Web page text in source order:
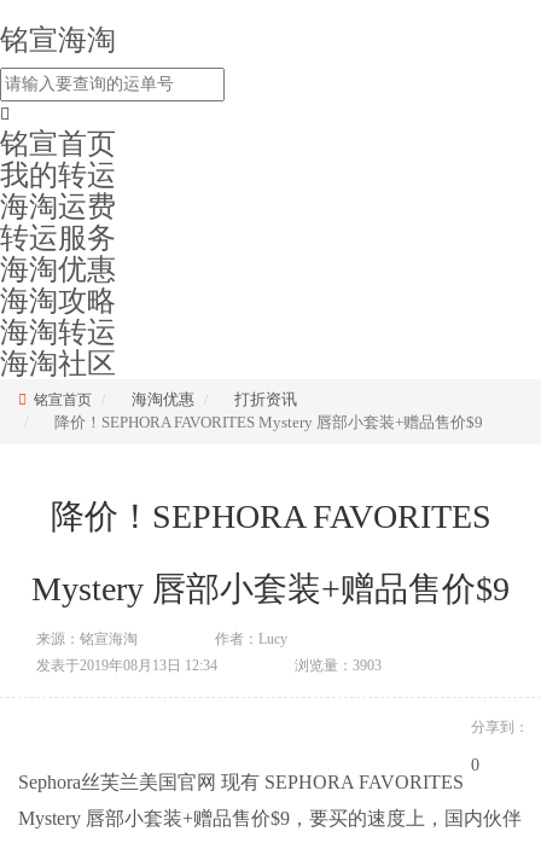
铭宣海淘
铭宣首页
我的转运
海淘运费
转运服务
海淘优惠
海淘攻略
海淘转运
海淘社区
铭宣首页 海淘优惠
打折资讯
降价！SEPHORA FAVORITES Mystery 唇部小套装+赠品售价$9
降价！SEPHORA FAVORITES
Mystery 唇部小套装+赠品售价$9
来源：铭宣海淘
作者：Lucy
发表于2019年08月13日 12:34
浏览量：3903
分享到：
0
Sephora丝芙兰美国官网 现有 SEPHORA FAVORITES
Mystery 唇部小套装+赠品售价$9，要买的速度上，国内伙伴